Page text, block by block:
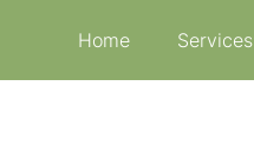
Home Services